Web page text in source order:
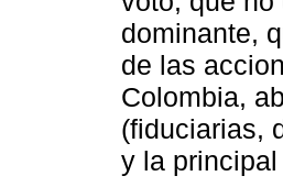
dominante,
de las
Colombia,
(fiduciarias,
y la